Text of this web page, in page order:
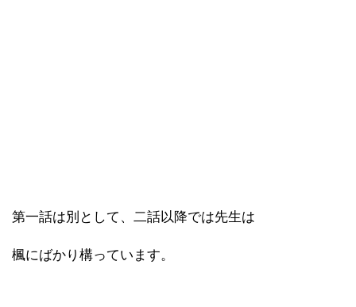
第一話は別として、二話以降では先生は
楓にばかり構っています。